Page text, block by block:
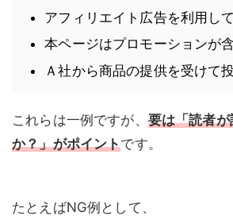
アフィリエイト広告を利用し
本ページはプロモーションが
Ａ社から商品の提供を受けて
これらは一例ですが、 要は「読者
か？」がポイントです。
たとえばNG例として、